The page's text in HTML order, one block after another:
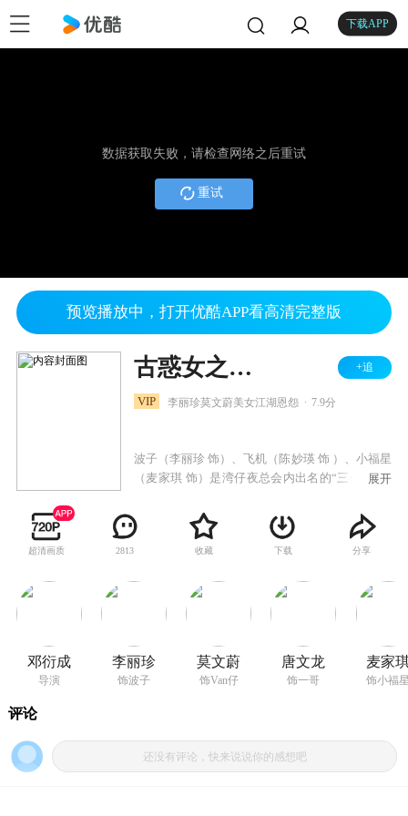
下载APP
数据获取失败，请检查网络之后重试
重试
预览播放中，打开优酷APP看高清完整版
古惑女之决战江湖 +追
VIP 李丽珍莫文蔚美女江湖恩怨 7.9分
波子（李丽珍 饰）、飞机（陈妙瑛 饰 ）、小福星
（麦家琪 饰）是湾仔夜总会内出名的“三金鱼”，
饰），四人结为姐妹，一起创荡江湖。九流小混
混乔治（吴镇宇 饰）被波子的美貌所征服，对其
苦苦追求，但波子一直不即不离。原来波子以前
饰），但由于一哥把社团的事业放在第一位，令
波子伤心离去，但她的心中还是深爱着一哥。一
一哥，一直对她怀恨在心，她勾结了一哥的对头
另一社团的大哥洛威拿（吴毅将 饰），要对一哥
和波子进行报复。她带人伏击波子等人未遂，但
展开
超清画质 2813 收藏 下载 分享
邓衍成
导演
李丽珍
饰波子
莫文蔚
饰Van仔
唐文龙
饰一哥
麦家
饰小福